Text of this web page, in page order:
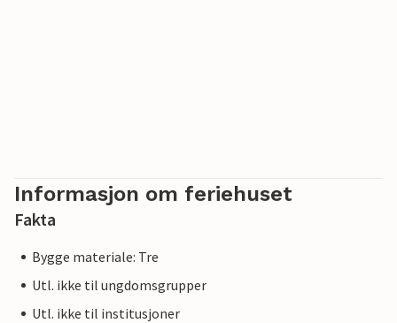
Informasjon om feriehuset
Fakta
Bygge materiale: Tre
Utl. ikke til ungdomsgrupper
Utl. ikke til institusjoner